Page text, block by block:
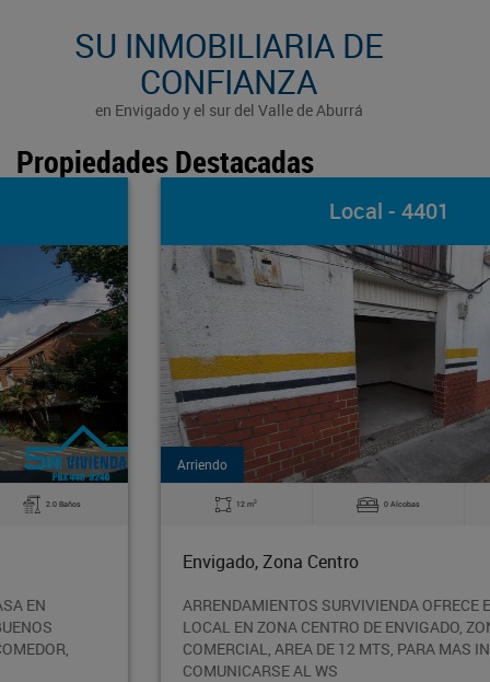
SU INMOBILIARIA DE
CONFIANZA
en Envigado y el sur del Valle de Aburrá
Propiedades Destacadas
Arriendo
0 Alcobas 1.0 Baños
Envigado, Zona Centro
ARRENDAMIENTOS SURVIVIENDA OFRECE EN ARRIENDO
LOCAL EN ZONA CENTRO DE ENVIGADO, ZONA
COMERCIAL, AREA DE 12 MTS, PARA MAS INFORMACIÓN
COMUNICARSE AL WS